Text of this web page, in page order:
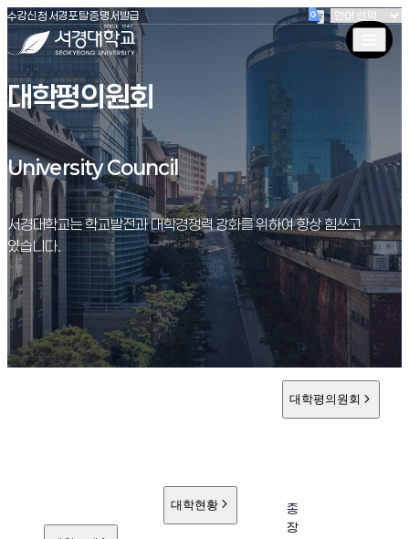
서경대학교
수강신청 (새창 열림)
서경포탈(새창 열림)
증명서발급(새창 열림)
대학평의원회
University Council
University Council
서경대학교는 학교발전과 대학경쟁력 강화를 위하여 항상 힘쓰고
있습니다.
대학현황
총
장
대학평의원회